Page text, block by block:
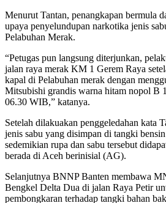
Menurut Tantan, penangkapan bermula
upaya penyelundupan narkotika jenis
Pelabuhan Merak.
“Petugas pun langsung diterjunkan,
jalan raya merak KM 1 Gerem Raya
kapal di Pelabuhan merak dengan
Mitsubishi grandis warna hitam nopol B
06.30 WIB,” katanya.
Setelah dilakuakan penggeledahan kata
jenis sabu yang disimpan di tangki
sedemikian rupa dan sabu tersebut
berada di Aceh berinisial (AG).
Selanjutnya BNNP Banten membawa
Bengkel Delta Dua di jalan Raya Petir
pembongkaran terhadap tangki bahan